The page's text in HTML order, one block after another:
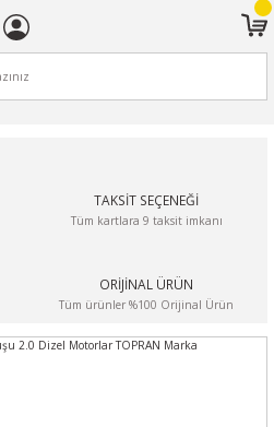
TAKSİT SEÇENEĞİ
Tüm kartlara 9 taksit imkanı
ORİJİNAL ÜRÜN
Tüm ürünler %100 Orijinal Ürün